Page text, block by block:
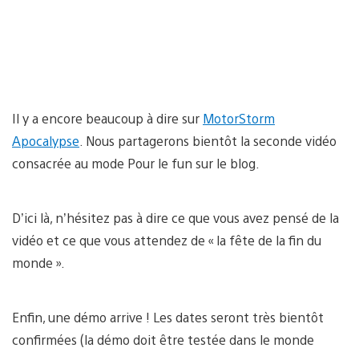
Il y a encore beaucoup à dire sur MotorStorm
Apocalypse . Nous partagerons bientôt la seconde vidéo
consacrée au mode Pour le fun sur le blog.
D’ici là, n’hésitez pas à dire ce que vous avez pensé de la
vidéo et ce que vous attendez de « la fête de la fin du
monde ».
Enfin, une démo arrive ! Les dates seront très bientôt
confirmées (la démo doit être testée dans le monde